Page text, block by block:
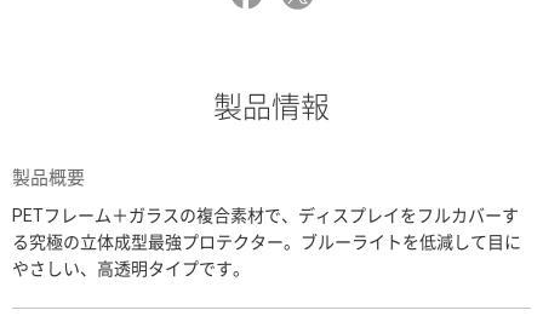
製品情報
製品概要
PETフレーム＋ガラスの複合素材で、ディスプレイをフルカバーす
る究極の立体成型最強プロテクター。ブルーライトを低減して目に
やさしい、高透明タイプです。